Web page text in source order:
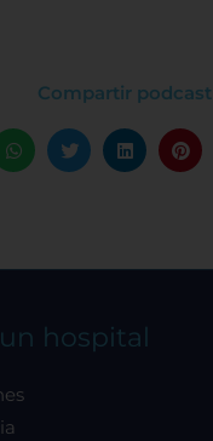
Compartir podcast
hospital